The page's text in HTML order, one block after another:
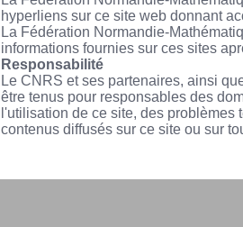
hyperliens sur ce site web donnant
La Fédération Normandie-
informations fournies sur ces sites
Responsabilité
Le CNRS et ses partenaires, ainsi
être tenus pour responsables des
l'utilisation de ce site, des
contenus diffusés sur ce site ou sur